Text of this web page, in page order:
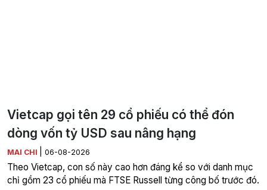
Vietcap gọi tên 29 cổ phiếu có thể đón
dòng vốn tỷ USD sau nâng hạng
MAI CHI 06-08-2026
Theo Vietcap, con số này cao hơn đáng kể so với danh mục
chỉ gồm 23 cổ phiếu mà FTSE Russell từng công bố trước đó.